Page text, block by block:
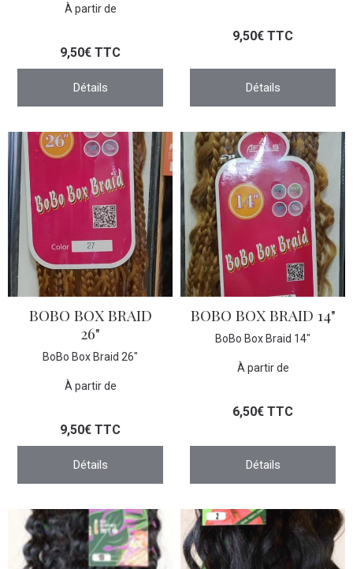
À partir de
9,50€ TTC
Détails
9,50€ TTC
Détails
BOBO BOX BRAID
26"
BoBo Box Braid 26"
À partir de
9,50€ TTC
Détails
BOBO BOX BRAID 14"
BoBo Box Braid 14"
À partir de
6,50€ TTC
Détails